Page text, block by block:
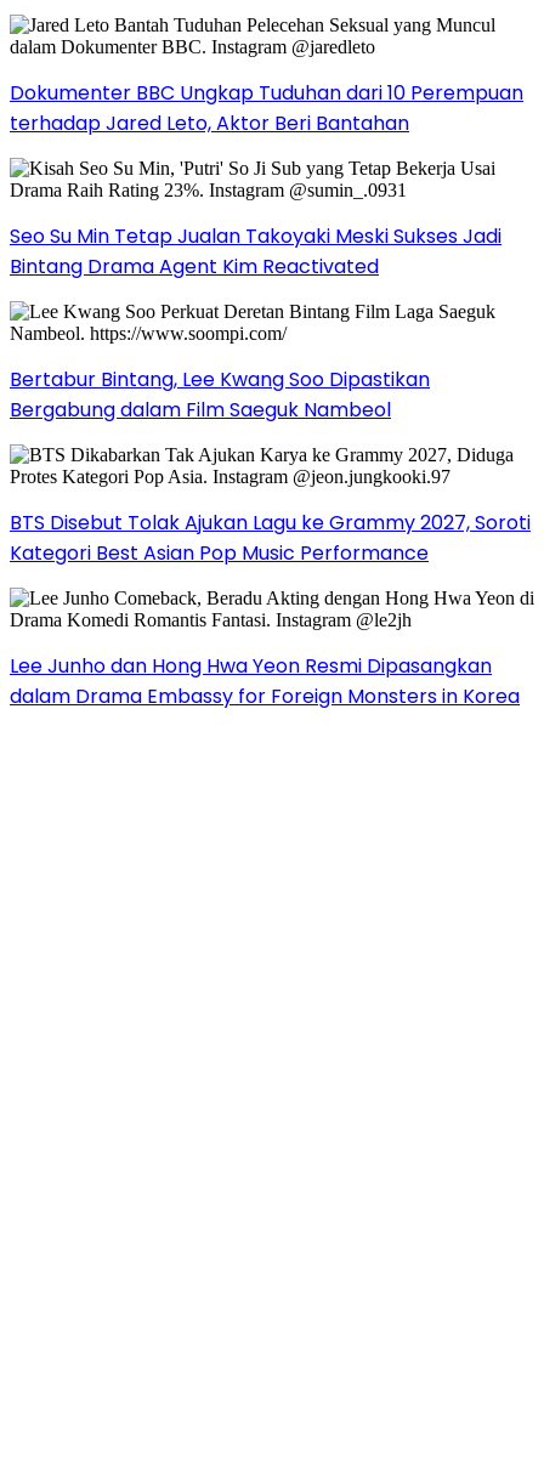
Dokumenter BBC Ungkap Tuduhan dari 10 Perempuan
terhadap Jared Leto, Aktor Beri Bantahan
Seo Su Min Tetap Jualan Takoyaki Meski Sukses Jadi
Bintang Drama Agent Kim Reactivated
Bertabur Bintang, Lee Kwang Soo Dipastikan
Bergabung dalam Film Saeguk Nambeol
BTS Disebut Tolak Ajukan Lagu ke Grammy 2027, Soroti
Kategori Best Asian Pop Music Performance
Lee Junho dan Hong Hwa Yeon Resmi Dipasangkan
dalam Drama Embassy for Foreign Monsters in Korea